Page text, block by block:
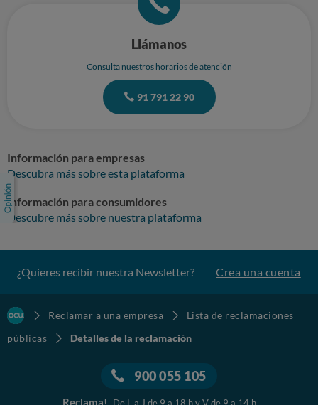
Llámanos
Consulta nuestros horarios de atención
91 791 22 90
Información para empresas
Descubra más sobre esta plataforma
Información para consumidores
Descubre más sobre nuestra plataforma
¿Quieres recibir nuestra Newsletter? Crea una cuenta
Reclamar a una empresa
Lista de reclamaciones
públicas
Detalles de la reclamación
900 055 105
Reclama!